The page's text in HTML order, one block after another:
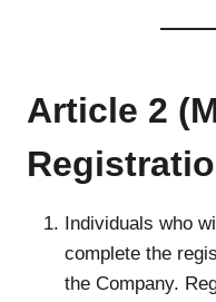
Article 2
Individuals who
complete the
the Company.